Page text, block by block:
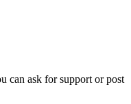
can ask for support or post